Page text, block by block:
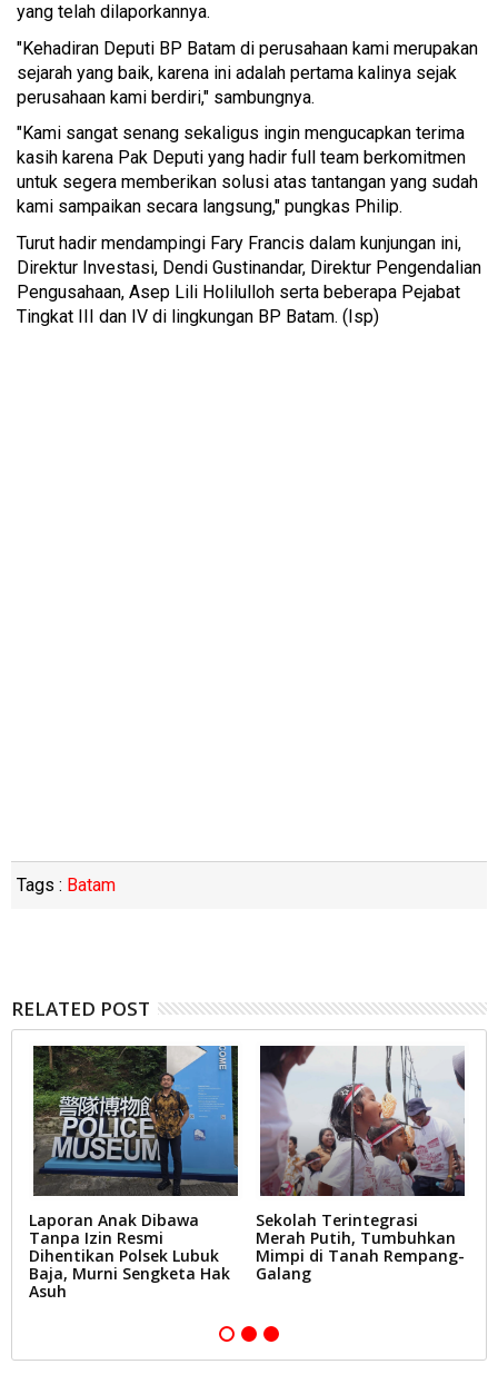
yang telah dilaporkannya.
"Kehadiran Deputi BP Batam di perusahaan kami merupakan
sejarah yang baik, karena ini adalah pertama kalinya sejak
perusahaan kami berdiri," sambungnya.
"Kami sangat senang sekaligus ingin mengucapkan terima
kasih karena Pak Deputi yang hadir full team berkomitmen
untuk segera memberikan solusi atas tantangan yang sudah
kami sampaikan secara langsung," pungkas Philip.
Turut hadir mendampingi Fary Francis dalam kunjungan ini,
Direktur Investasi, Dendi Gustinandar, Direktur Pengendalian
Pengusahaan, Asep Lili Holilulloh serta beberapa Pejabat
Tingkat III dan IV di lingkungan BP Batam. (Isp)
Tags : Batam
RELATED POST
Laporan Anak Dibawa
Tanpa Izin Resmi
Dihentikan Polsek Lubuk
Baja, Murni Sengketa Hak
Asuh
Sekolah Terintegrasi
Merah Putih, Tumbuhkan
Mimpi di Tanah Rempang-
Galang